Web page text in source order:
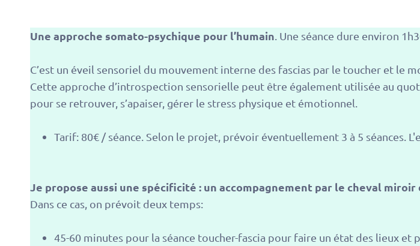
Une approche somato-psychique pour l’humain . Une séance dure environ
C’est un éveil sensoriel du mouvement interne des fascias par le toucher et le
Cette approche d’introspection sensorielle peut être également utilisée au
pour se retrouver, s’apaiser, gérer le stress physique et émotionnel.
Tarif: 80€ / séance. Selon le projet, prévoir éventuellement 3 à 5 séances.
Je propose aussi une spécificité : un accompagnement par le cheval
Dans ce cas, on prévoit deux temps:
45-60 minutes pour la séance toucher-fascia pour faire un état des lieux et